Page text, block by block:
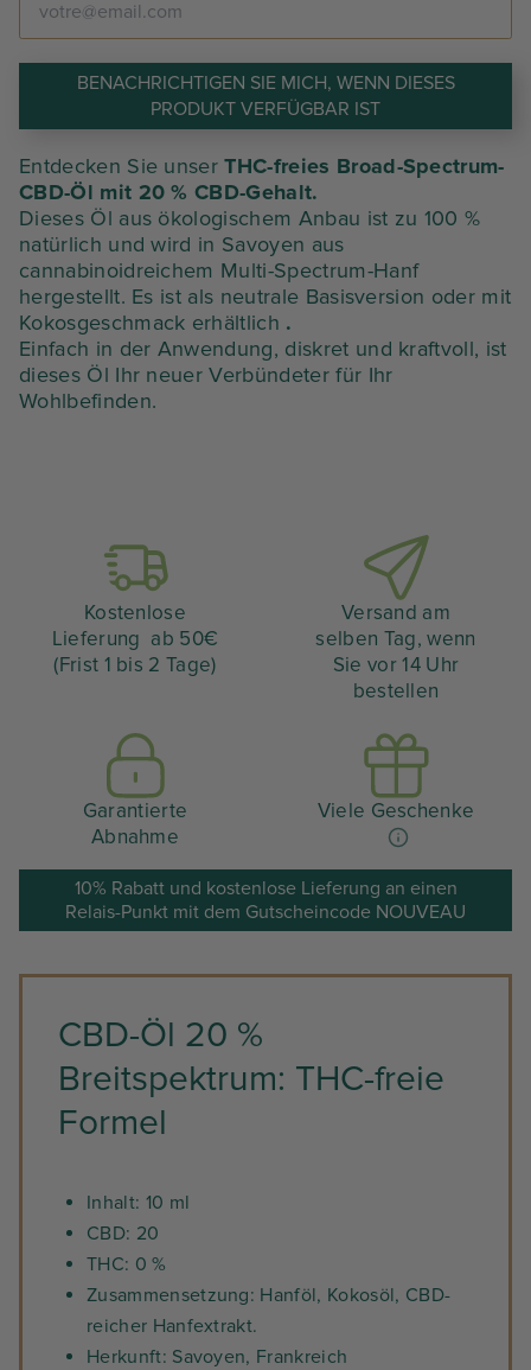
BENACHRICHTIGEN SIE MICH, WENN DIESES
PRODUKT VERFÜGBAR IST
Entdecken Sie unserTHC-freies Broad-Spectrum-
CBD-Öl mit 20 % CBD-Gehalt.
Dieses Öl aus ökologischem Anbau ist zu 100 %
natürlich und wird in Savoyen aus
cannabinoidreichem Multi-Spectrum-Hanf
hergestellt. Es ist als neutrale Basisversion oder mit
Kokosgeschmack erhältlich .
Einfach in der Anwendung, diskret und kraftvoll, ist
dieses Öl Ihr neuer Verbündeter für Ihr
Wohlbefinden.
Kostenlose
Lieferung ab 50€
(Frist 1 bis 2 Tage)
Versand am
selben Tag, wenn
Sie vor 14 Uhr
bestellen
Garantierte
Abnahme
Viele Geschenke
10% Rabatt und kostenlose Lieferung an einen
Relais-Punkt mit dem Gutscheincode NOUVEAU
CBD-Öl 20 %
Breitspektrum: THC-freie
Formel
Inhalt: 10 ml
CBD: 20
THC: 0 %
Zusammensetzung: Hanföl, Kokosöl, CBD-
reicher Hanfextrakt.
Herkunft: Savoyen, Frankreich